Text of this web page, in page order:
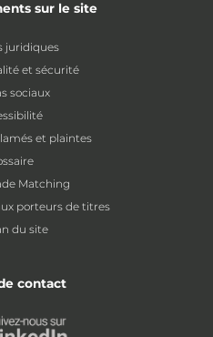
sur le site
juridiques
et sécurité
sociaux
et plaintes
Matching
porteurs de titres
du site
contact